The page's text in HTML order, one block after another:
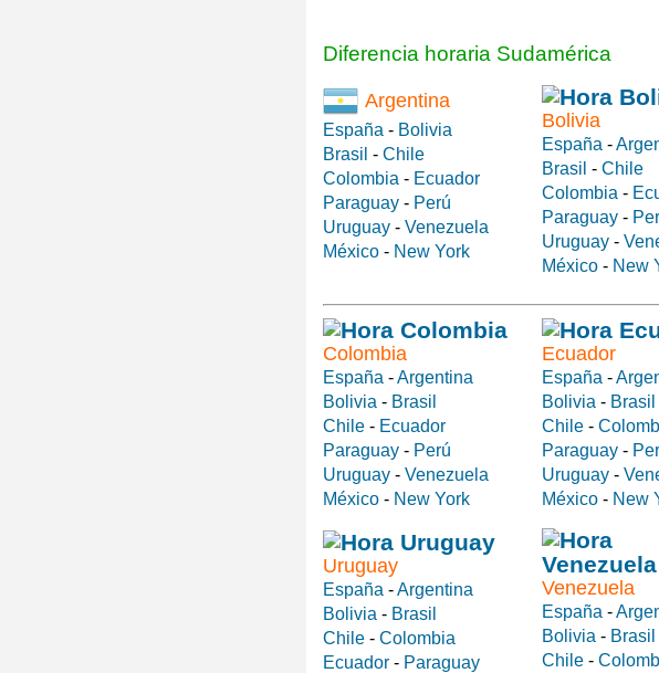
Diferencia horaria Sudamérica
Argentina
España - Bolivia
Brasil - Chile
Colombia - Ecuador
Paraguay - Perú
Uruguay - Venezuela
México - New York
Bolivia
España -
Brasil - Chile
Colombia -
Paraguay-
Uruguay-
México- New
Colombia
España -Argentina
Bolivia - Brasil
Chile - Ecuador
Paraguay - Perú
Uruguay - Venezuela
México - New York
Ecuador
España -
Bolivia - Brasil
Chile-
Paraguay-
Uruguay-
México- New
Uruguay
España -Argentina
Bolivia - Brasil
Chile - Colombia
Ecuador - Paraguay
Venezuela
España -
Bolivia - Brasil
Chile-